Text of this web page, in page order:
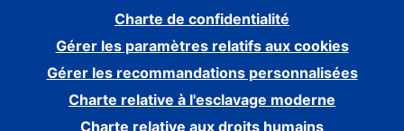
Charte de confidentialité
Gérer les paramètres relatifs aux cookies
Gérer les recommandations personnalisées
Charte relative à l'esclavage moderne
Charte relative aux droits humains